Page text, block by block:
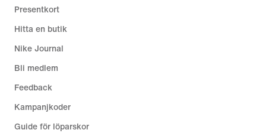
Presentkort
Hitta en butik
Nike Journal
Bli medlem
Feedback
Kampanjkoder
Guide för löparskor